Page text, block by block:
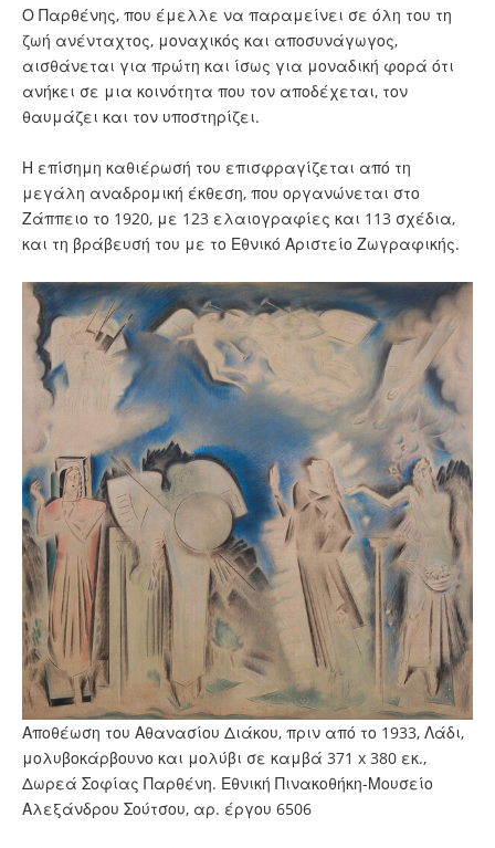
Ο Παρθένης, που έμελλε να παραμείνει σε όλη του τη
ζωή ανένταχτος, μοναχικός και αποσυνάγωγος,
αισθάνεται για πρώτη και ίσως για μοναδική φορά ότι
ανήκει σε μια κοινότητα που τον αποδέχεται, τον
θαυμάζει και τον υποστηρίζει.
Η επίσημη καθιέρωσή του επισφραγίζεται από τη
μεγάλη αναδρομική έκθεση, που οργανώνεται στο
Ζάππειο το 1920, με 123 ελαιογραφίες και 113 σχέδια,
και τη βράβευσή του με το Εθνικό Αριστείο Ζωγραφικής.
Αποθέωση του Αθανασίου Διάκου, πριν από το 1933, Λάδι,
μολυβοκάρβουνο και μολύβι σε καμβά 371 x 380 εκ.,
Δωρεά Σοφίας Παρθένη. Εθνική Πινακοθήκη-Μουσείο
Αλεξάνδρου Σούτσου, αρ. έργου 6506